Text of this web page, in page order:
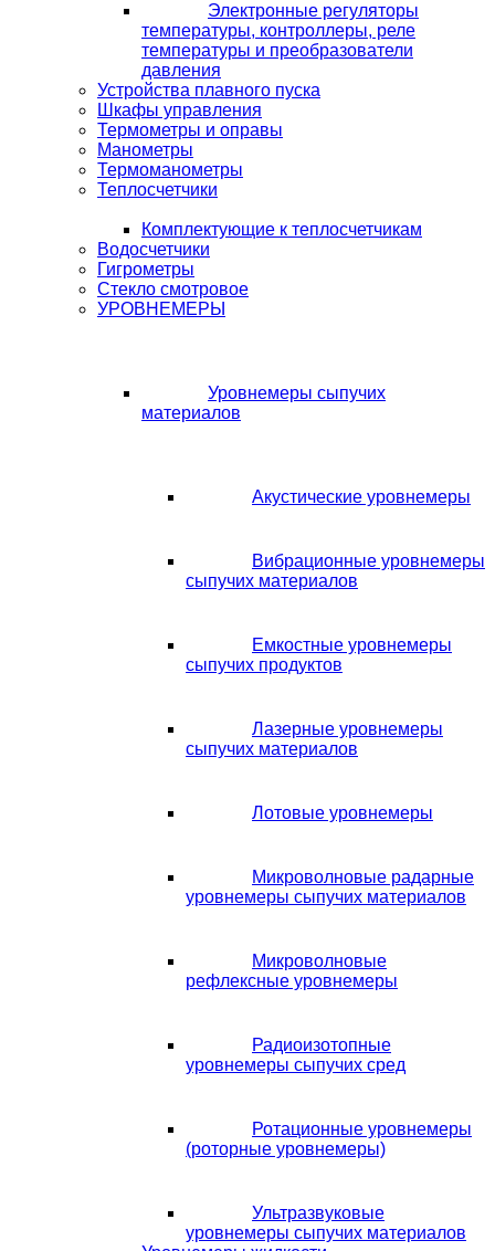
Электронные регуляторы
температуры, контроллеры, реле
температуры и преобразователи
давления
Устройства плавного пуска
Шкафы управления
Термометры и оправы
Манометры
Термоманометры
Теплосчетчики
Комплектующие к теплосчетчикам
Водосчетчики
Гигрометры
Стекло смотровое
УРОВНЕМЕРЫ
Уровнемеры сыпучих
материалов
Акустические уровнемеры
Вибрационные уровнемеры
сыпучих материалов
Емкостные уровнемеры
сыпучих продуктов
Лазерные уровнемеры
сыпучих материалов
Лотовые уровнемеры
Микроволновые радарные
уровнемеры сыпучих материалов
Микроволновые
рефлексные уровнемеры
Радиоизотопные
уровнемеры сыпучих сред
Ротационные уровнемеры
(роторные уровнемеры)
Ультразвуковые
уровнемеры сыпучих материалов